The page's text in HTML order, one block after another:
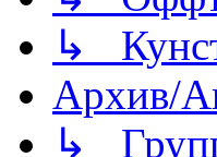
↳
Архив/
↳